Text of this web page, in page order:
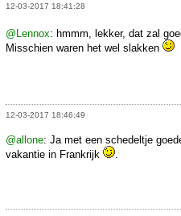
12-03-2017 18:41:28
@Lennox: hmmm, lekker, dat zal
Misschien waren het wel slakken
12-03-2017 18:46:49
@allone: Ja met een schedeltje
vakantie in Frankrijk